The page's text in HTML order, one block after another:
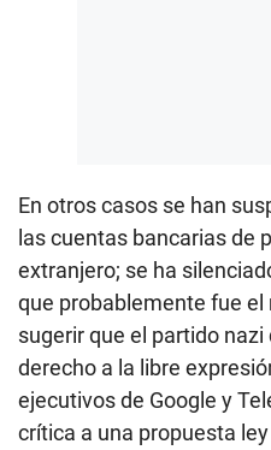
En otros casos se han
las cuentas bancarias de
extranjero; se ha
que probablemente fue
sugerir que el partido
derecho a la libre
ejecutivos de Google y
crítica a una propuesta ley